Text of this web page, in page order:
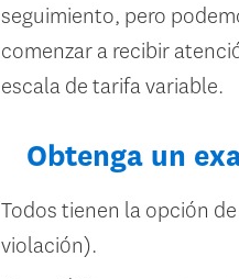
seguimiento, pero
comenzar a recibir
escala de tarifa variable.
Obtenga un
Todos tienen la opción
violación).